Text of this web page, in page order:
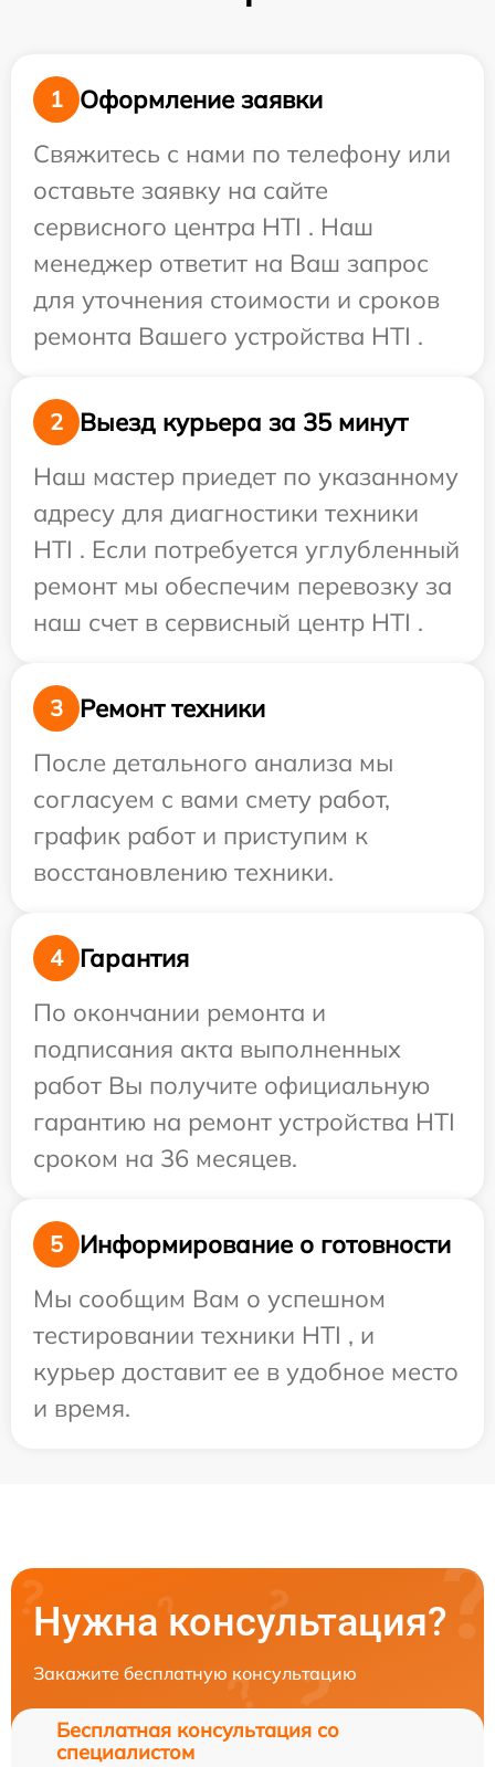
1
Оформление заявки
Свяжитесь с нами по телефону или
оставьте заявку на сайте
сервисного центра HTI . Наш
менеджер ответит на Ваш запрос
для уточнения стоимости и сроков
ремонта Вашего устройства HTI .
2
Выезд курьера за 35 минут
Наш мастер приедет по указанному
адресу для диагностики техники
HTI . Если потребуется углубленный
ремонт мы обеспечим перевозку за
наш счет в сервисный центр HTI .
3
Ремонт техники
После детального анализа мы
согласуем с вами смету работ,
график работ и приступим к
восстановлению техники.
4
Гарантия
По окончании ремонта и
подписания акта выполненных
работ Вы получите официальную
гарантию на ремонт устройства HTI
сроком на 36 месяцев.
5
Информирование о готовности
Мы сообщим Вам о успешном
тестировании техники HTI , и
курьер доставит ее в удобное место
и время.
Нужна консультация?
Закажите бесплатную консультацию
Бесплатная консультация со
специалистом